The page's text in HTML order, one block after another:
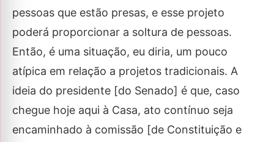
pessoas que estão presas, e esse projeto
poderá proporcionar a soltura de pessoas.
Então, é uma situação, eu diria, um pouco
atípica em relação a projetos tradicionais. A
ideia do presidente [do Senado] é que, caso
chegue hoje aqui à Casa, ato contínuo seja
encaminhado à comissão [de Constituição e